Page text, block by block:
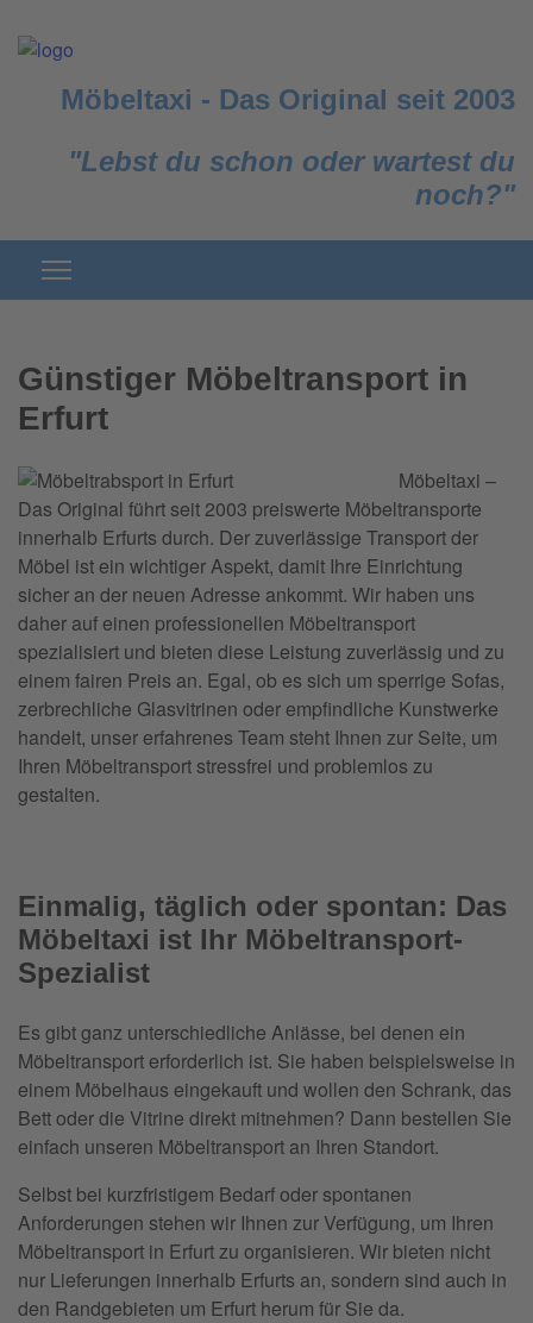
Möbeltaxi - Das Original seit 2003
"Lebst du schon oder wartest du
noch?"
Günstiger Möbeltransport in
Erfurt
Möbeltaxi –
Das Original führt seit 2003 preiswerte Möbeltransporte
innerhalb Erfurts durch. Der zuverlässige Transport der
Möbel ist ein wichtiger Aspekt, damit Ihre Einrichtung
sicher an der neuen Adresse ankommt. Wir haben uns
daher auf einen professionellen Möbeltransport
spezialisiert und bieten diese Leistung zuverlässig und zu
einem fairen Preis an. Egal, ob es sich um sperrige Sofas,
zerbrechliche Glasvitrinen oder empfindliche Kunstwerke
handelt, unser erfahrenes Team steht Ihnen zur Seite, um
Ihren Möbeltransport stressfrei und problemlos zu
gestalten.
Einmalig, täglich oder spontan: Das
Möbeltaxi ist Ihr Möbeltransport-
Spezialist
Es gibt ganz unterschiedliche Anlässe, bei denen ein
Möbeltransport erforderlich ist. Sie haben beispielsweise in
einem Möbelhaus eingekauft und wollen den Schrank, das
Bett oder die Vitrine direkt mitnehmen? Dann bestellen Sie
einfach unseren Möbeltransport an Ihren Standort.
Selbst bei kurzfristigem Bedarf oder spontanen
Anforderungen stehen wir Ihnen zur Verfügung, um Ihren
Möbeltransport in Erfurt zu organisieren. Wir bieten nicht
nur Lieferungen innerhalb Erfurts an, sondern sind auch in
den Randgebieten um Erfurt herum für Sie da.